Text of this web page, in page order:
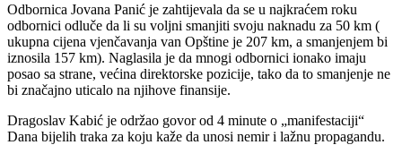
Odbornica Jovana Panić je zahtijevala da se u najkraćem roku
odbornici odluče da li su voljni smanjiti svoju naknadu za 50 km (
ukupna cijena vjenčavanja van Opštine je 207 km, a smanjenjem bi
iznosila 157 km). Naglasila je da mnogi odbornici ionako imaju
posao sa strane, većina direktorske pozicije, tako da to smanjenje ne
bi značajno uticalo na njihove finansije.
Dragoslav Kabić je održao govor od 4 minute o „manifestaciji“
Dana bijelih traka za koju kaže da unosi nemir i lažnu propagandu.